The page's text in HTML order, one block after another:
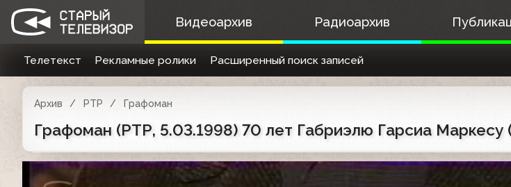
Видеоархив Радиоархив
Телетекст Рекламные ролики Расширенный поиск записей
Архив РТР Графоман
Графоман (РТР, 5.03.1998) 70 лет Габриэлю Гарсиа Маркесу